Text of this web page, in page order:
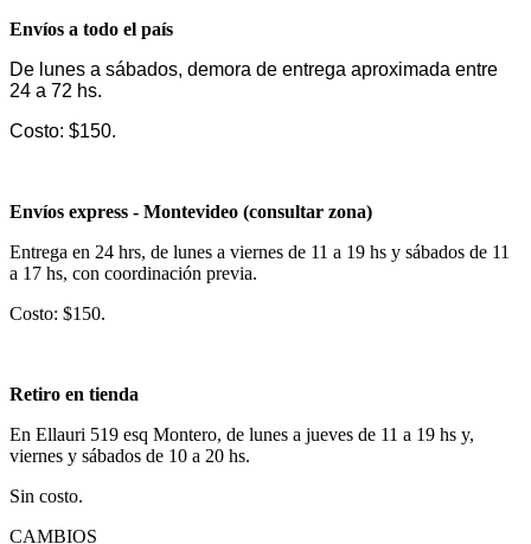
Envíos a todo el país
De lunes a sábados, demora de entrega aproximada entre
24 a 72 hs.
Costo: $150.
Envíos express - Montevideo (consultar zona)
Entrega en 24 hrs, de lunes a viernes de 11 a 19 hs y sábados de 11
a 17 hs, con coordinación previa.
Costo: $150.
Retiro en tienda
En Ellauri 519 esq Montero, de lunes a jueves de 11 a 19 hs y,
viernes y sábados de 10 a 20 hs.
Sin costo.
CAMBIOS